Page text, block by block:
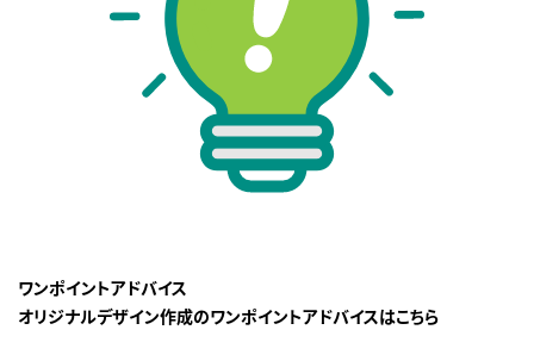
ワンポイントアドバイス
オリジナルデザイン作成のワンポイントアドバイスはこちら